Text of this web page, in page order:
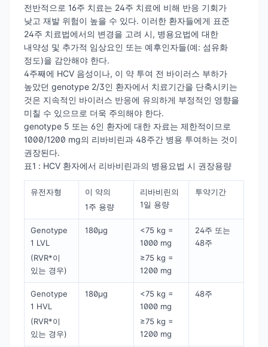
전반적으로 16주 치료는 24주 치료에 비해 반응 기회가
낮고 재발 위험이 높을 수 있다. 이러한 환자들에게 표준
24주 치료법에서의 변경을 고려 시, 병용요법에 대한
내약성 및 추가적 임상요인 또는 예후인자들(예: 섬유화
정도)을 감안해야 한다.
4주째에 HCV 음성이나, 이 약 투여 전 바이러스 부하가
높았던 genotype 2/3인 환자에서 치료기간을 단축시키는
것은 지속적인 바이러스 반응에 유의하게 부정적인 영향을
미칠 수 있으므로 더욱 주의해야 한다.
genotype 5 또는 6인 환자에 대한 자료는 제한적이므로
1000/1200 mg의 리바비린과 48주간 병용 투여하는 것이
권장된다.
표1 : HCV 환자에서 리바비린과의 병용요법 시 권장용량
유전자형
이 약의
1주 용량
리바비린의
1일 용량
투약기간
Genotype
1 LVL
(RVR*이
있는 경우)
180μg
<75 kg =
1000 mg
≥75 kg =
1200 mg
24주 또는
48주
Genotype
1 HVL
(RVR*이
있는 경우)
180μg
<75 kg =
1000 mg
≥75 kg =
1200 mg
48주